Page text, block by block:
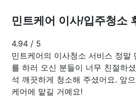
민트케어 이사/입주청소
4.94 / 5
민트케어의 이사청소 서비스 정말
를 하러 오신 분들이 너무 친절하
석 깨끗하게 청소해 주셨어요. 앞
케어에 맡길 거예요!